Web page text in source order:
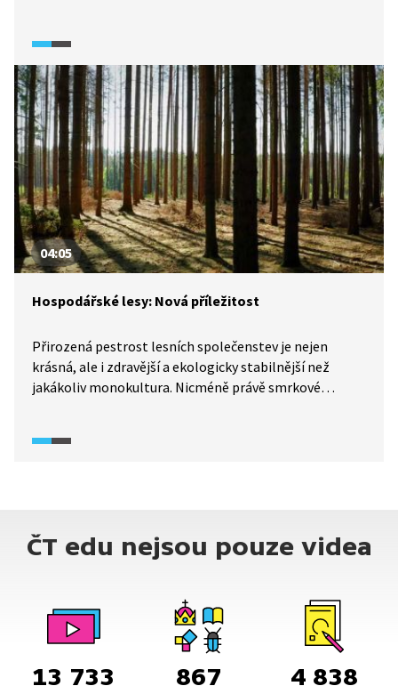
snižují rozdíly mezi denní a noční teplotou a zvyšují
vlhkost vzduchu. Vykácení lesů v minulosti nepříznivě
zasáhlo do života mnohých civilizací. Poučíme se?
04:05
Hospodářské lesy: Nová příležitost
Přirozená pestrost lesních společenstev je nejen
krásná, ale i zdravější a ekologicky stabilnější než
jakákoliv monokultura. Nicméně právě smrkové
prostřenou tabulí pro periodicky se vracející škůdce.
pestrá, odpovídající klimatu, stromy jsou různého stáří
a pod nimi na jaře bují bohaté bylinné patro.
ČT edu nejsou pouze videa
13 733 867 4 838